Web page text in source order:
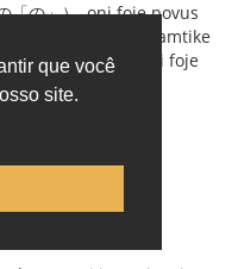
que você
site.
「の」）, oni foje povus
の。Sed の gramtike
Laŭ mia supozo, oni foje
kutima)